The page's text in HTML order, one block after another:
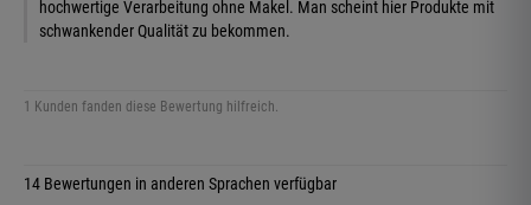
hochwertige Verarbeitung ohne Makel. Man scheint hier Produkte mit
schwankender Qualität zu bekommen.
1 Kunden fanden diese Bewertung hilfreich.
14 Bewertungen in anderen Sprachen verfügbar